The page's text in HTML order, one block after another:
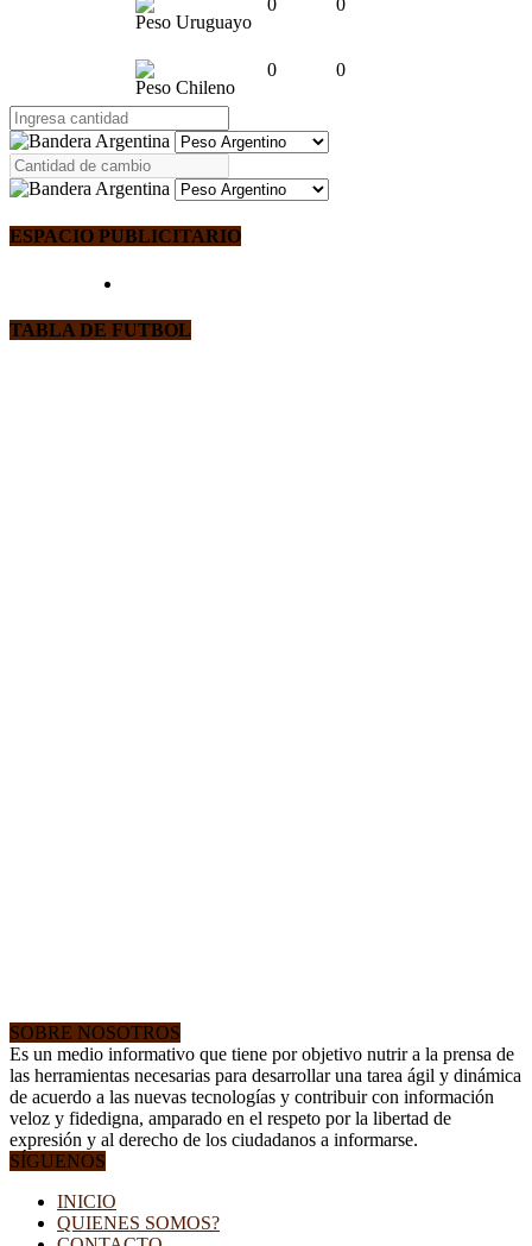
Peso Uruguayo
0 0
Peso Chileno
0 0
ESPACIO PUBLICITARIO
TABLA DE FUTBOL
SOBRE NOSOTROS
Es un medio informativo que tiene por objetivo nutrir a la prensa de
las herramientas necesarias para desarrollar una tarea ágil y dinámica
de acuerdo a las nuevas tecnologías y contribuir con información
veloz y fidedigna, amparado en el respeto por la libertad de
expresión y al derecho de los ciudadanos a informarse.
SÍGUENOS
INICIO
QUIENES SOMOS?